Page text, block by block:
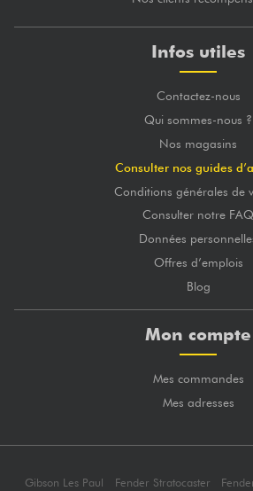
Infos utiles
Contactez-nous
Qui sommes-nous ?
Nos magasins
Consulter nos guides
Conditions générales de
Consulter notre FAQ
Données
Offres d’emplois
Blog
Mon compte
Mes commandes
Mes adresses
Gibson Les Paul Fender Stratocaster